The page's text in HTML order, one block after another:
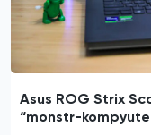
Asus ROG Strix
“monstr-